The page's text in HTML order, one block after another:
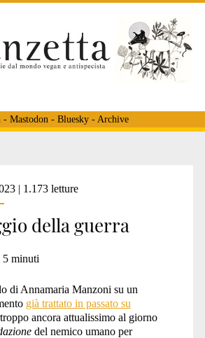
- Mastodon - Bluesky- Archive
span>
| 1.173 letture
della guerra
5 minuti
di Annamaria Manzoni su un
già trattato in passato su
ancora attualissimo al giorno
del nemico umano per